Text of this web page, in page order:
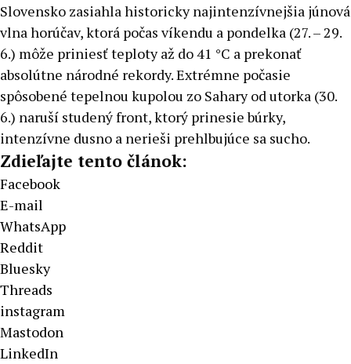
Slovensko zasiahla historicky najintenzívnejšia júnová
vlna horúčav, ktorá počas víkendu a pondelka (27. – 29.
6.) môže priniesť teploty až do 41 °C a prekonať
absolútne národné rekordy. Extrémne počasie
spôsobené tepelnou kupolou zo Sahary od utorka (30.
6.) naruší studený front, ktorý prinesie búrky,
intenzívne dusno a nerieši prehlbujúce sa sucho.
Zdieľajte tento článok:
Facebook
E-mail
WhatsApp
Reddit
Bluesky
Threads
instagram
Mastodon
LinkedIn